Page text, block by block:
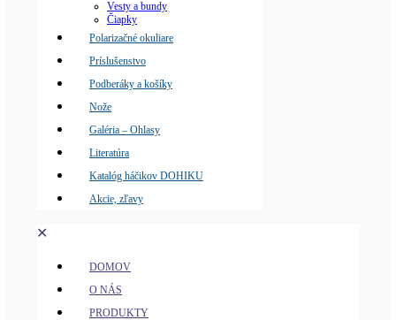
Vesty a bundy
Čiapky
Polarizačné okuliare
Príslušenstvo
Podberáky a košíky
Nože
Galéria – Ohlasy
Literatúra
Katalóg háčikov DOHIKU
Akcie, zľavy
✕
DOMOV
O NÁS
PRODUKTY